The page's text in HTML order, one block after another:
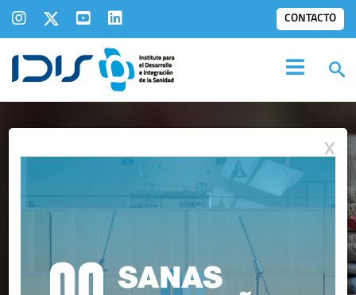
CONTACTO
IDIS EN LOSMEDIOS
X